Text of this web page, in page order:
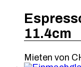
11.4cm
Mieten von